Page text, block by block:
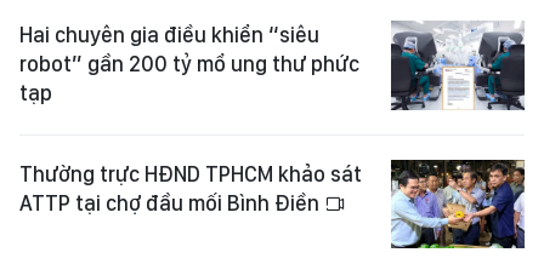
Hai chuyên gia điều khiển “siêu
robot” gần 200 tỷ mổ ung thư phức
tạp
Thường trực HĐND TPHCM khảo sát
ATTP tại chợ đầu mối Bình Điền